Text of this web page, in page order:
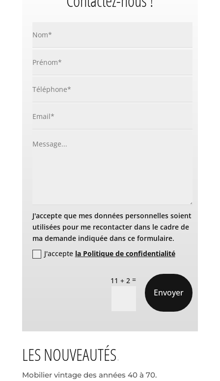
J'accepte que mes données personnelles soient
utilisées pour me recontacter dans le cadre de
ma demande indiquée dans ce formulaire.
J'accepte la Politique de confidentialité
11 + 2 =
Envoyer
LES NOUVEAUTÉS
Mobilier vintage des années 40 à 70.